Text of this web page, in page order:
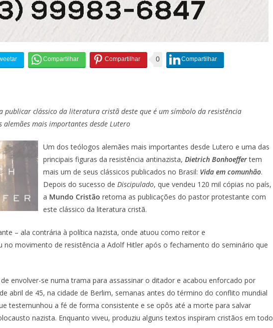
0
publicar clássico da literatura cristã deste que é um símbolo da resistência
alemães mais importantes desde Lutero
Um dos teólogos alemães mais importantes desde Lutero e uma das
principais figuras da resistência antinazista, Dietrich Bonhoeffertem
mais um de seus clássicos publicados no Brasil: Vida em comunhão.
Depois do sucesso de Discipulado, que vendeu 120 mil cópias no país,
a Mundo Cristão retoma as publicações do pastor protestante com
este clássico da literatura cristã.
– ala contrária à política nazista, onde atuou como reitor e
no movimento de resistência a Adolf Hitler após o fechamento do seminário que
envolver-se numa trama para assassinar o ditador e acabou enforcado por
abril de 45, na cidade de Berlim, semanas antes do término do conflito mundial
testemunhou a fé de forma consistente e se opôs até a morte para salvar
nazista. Enquanto viveu, produziu alguns textos inspiram cristãos em todo